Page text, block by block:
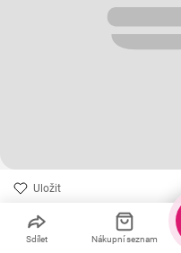
Uložit
Čočka s pohankou na kyselo
Jednoduchý, zdravý recept
Sdílet Nákupní seznam